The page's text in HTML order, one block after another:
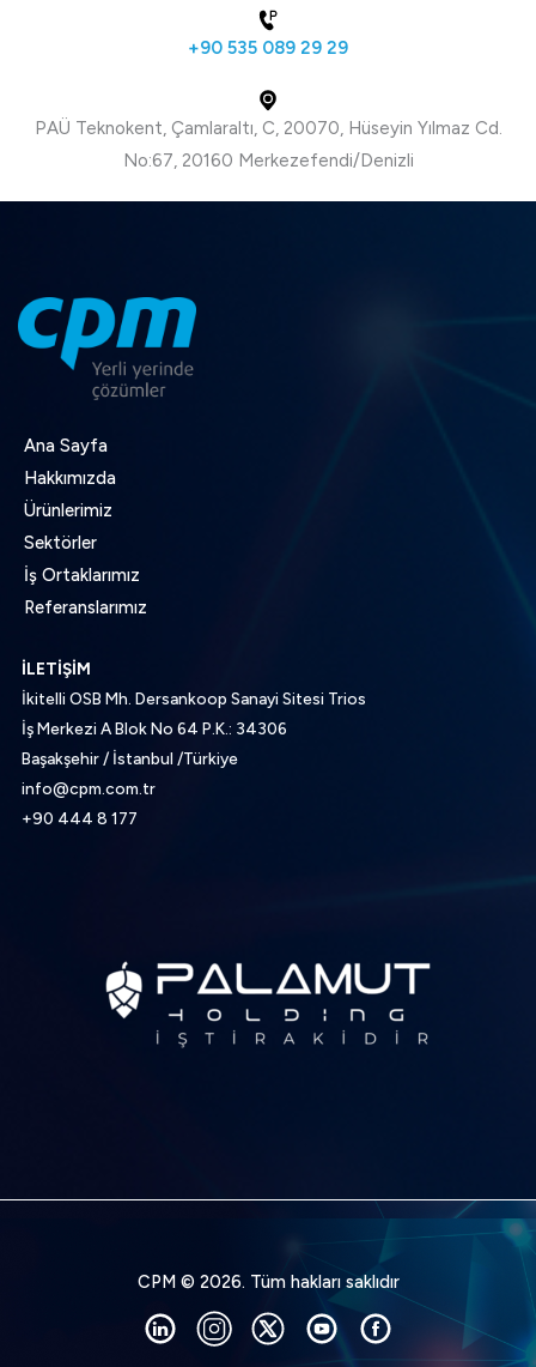
+90 535 089 29 29
PAÜ Teknokent, Çamlaraltı, C, 20070, Hüseyin Yılmaz Cd.
No:67, 20160 Merkezefendi/Denizli
Ana Sayfa
Hakkımızda
Ürünlerimiz
Sektörler
İş Ortaklarımız
Referanslarımız
İLETİŞİM
İkitelli OSB Mh. Dersankoop Sanayi Sitesi Trios
İş Merkezi A Blok No 64 P.K.: 34306
Başakşehir / İstanbul /Türkiye
info@cpm.com.tr
+90 444 8 177
CPM © 2026. Tüm hakları saklıdır